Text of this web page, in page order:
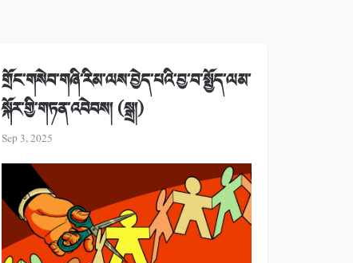
གྲོང་གསེབ་གཞི་རིམ་ལས་བྱེད་པའི་བྱ་བ་སྤྱོད་ལམ་
སྐོར་གྱི་གཏན་འབེབས། (སྒྲ།)
Sep 3, 2025